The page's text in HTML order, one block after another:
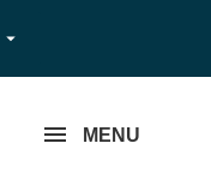

MENU